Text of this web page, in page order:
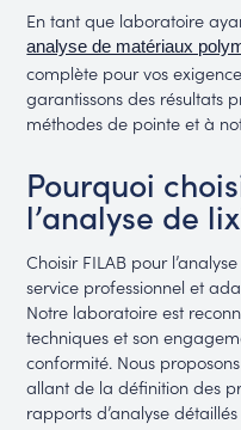
En tant que laboratoire
analyse de matériaux
complète pour vos
garantissons des résultats
méthodes de pointe et à
Pourquoi
l’analyse de
Choisir FILAB pour
service professionnel et
Notre laboratoire est
techniques et son
conformité. Nous
allant de la définition des
rapports d’analyse